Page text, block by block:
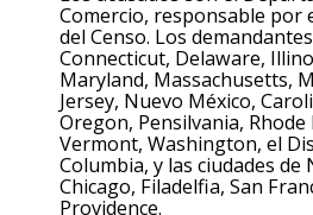
Comercio, responsable por
del Censo. Los
Connecticut, Delaware,
Maryland, Massachusetts,
Jersey, Nuevo México,
Oregon, Pensilvania,
Vermont, Washington, el
Columbia, y las ciudades de
Chicago, Filadelfia, San
Providence.